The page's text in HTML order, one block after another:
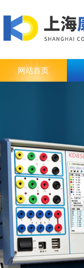
网站首页